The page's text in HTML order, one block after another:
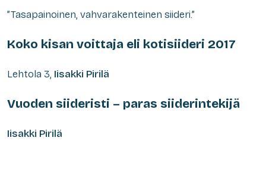
”Tasapainoinen, vahvarakenteinen siideri.”
Koko kisan voittaja eli kotisiideri 2017
Lehtola 3, Iisakki Pirilä
Vuoden siideristi – paras siiderintekijä
Iisakki Pirilä